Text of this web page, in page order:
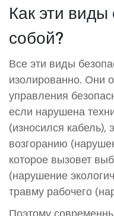
Как эти
собой?
Все эти виды
изолированно. Они
управления
если нарушена
(износился кабель),
возгоранию
которое вызовет
(нарушение
травму рабочего
Поэтому